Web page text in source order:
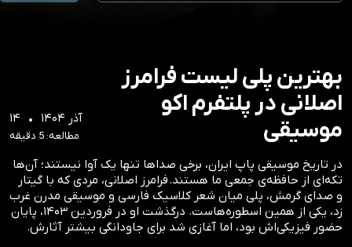
بهترین پلی لیست فرامرز
اصلانی در پلتفرم اکو
موسیقی
۱۴ آذر ۱۴۰۴ •
مطالعه: 5 دقیقه
در تاریخ موسیقی پاپ ایران، برخی صداها تنها یک آوا نیستند؛ آن‌ها
تکه‌ای از حافظه‌ی جمعی ما هستند. فرامرز اصلانی، مردی که با گیتار
و صدای گرمش، پلی میان شعر کلاسیک فارسی و موسیقی مدرن غرب
زد، یکی از همین اسطوره‌هاست. درگذشت او در فروردین ۱۴۰۳، پایان
حضور فیزیکی‌اش بود، اما آغازی شد برای جاودانگی بیشتر آثارش.